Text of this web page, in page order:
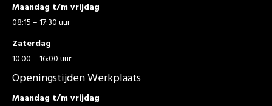
Maandag t/m vrijdag
08:15 – 17:30 uur
Zaterdag
10.00 – 16:00 uur
Openingstijden Werkplaats
Maandag t/m vrijdag